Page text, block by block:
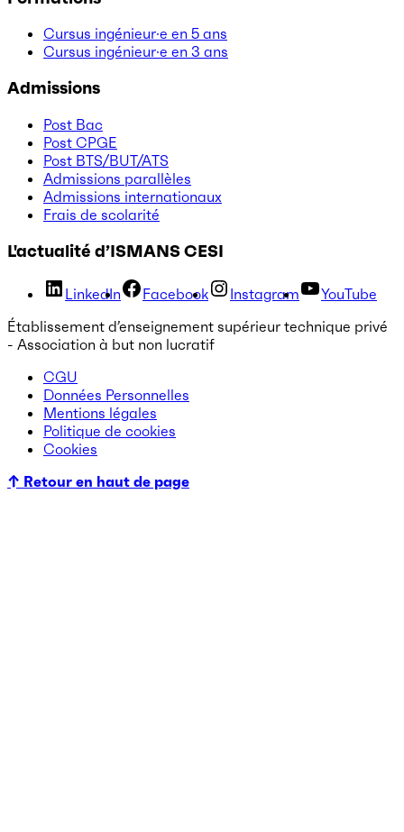
Cursus ingénieur·e en 5 ans
Cursus ingénieur·e en 3 ans
Admissions
Post Bac
Post CPGE
Post BTS/BUT/ATS
Admissions parallèles
Admissions internationaux
Frais de scolarité
L'actualité d’ISMANS CESI
LinkedIn Facebook Instagram
YouTube
Établissement d’enseignement supérieur technique privé
- Association à but non lucratif
CGU
Données Personnelles
Mentions légales
Politique de cookies
Cookies
↑ Retour en haut de page